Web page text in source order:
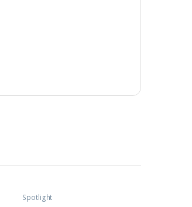
Spotlight